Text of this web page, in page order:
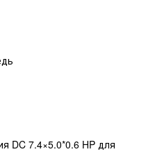
DC 7.4×5.0*0.6 HP для